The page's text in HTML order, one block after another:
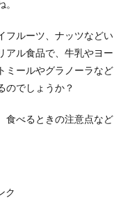
フルーツ、ナッツなどい
アル食品で、牛乳やヨー
ミールやグラノーラなど
のでしょうか？
食べるときの注意点など
ク